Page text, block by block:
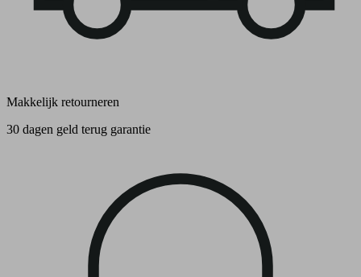
Makkelijk retourneren
30 dagen geld terug garantie